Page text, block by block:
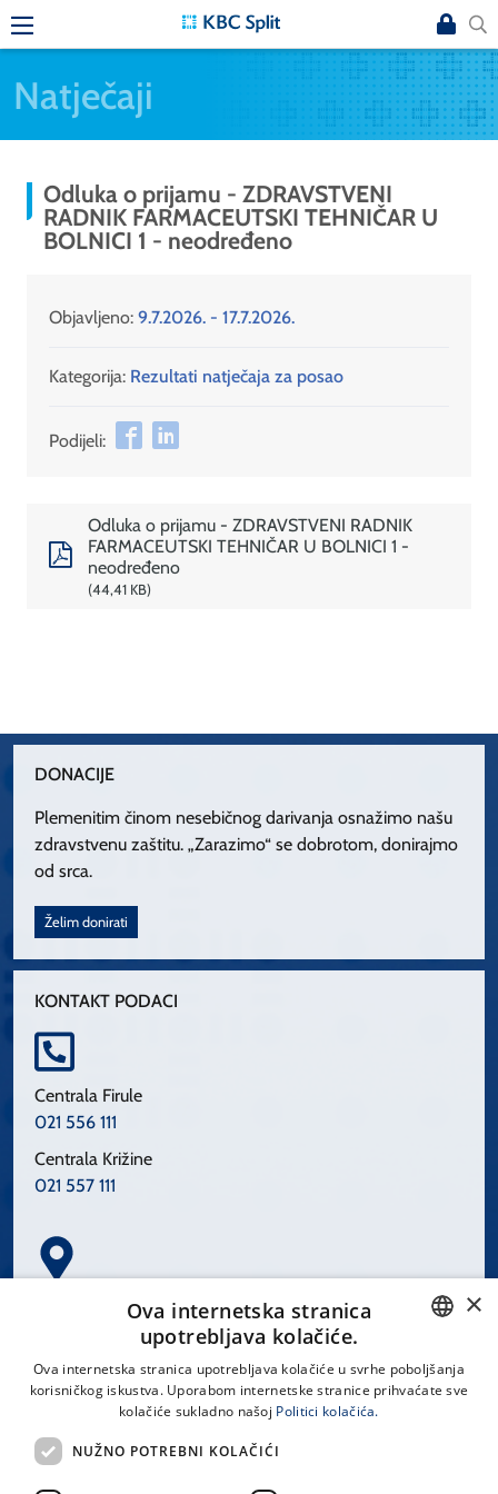
Natječaji
Odluka o prijamu - ZDRAVSTVENI
RADNIK FARMACEUTSKI TEHNIČAR U
BOLNICI 1 - neodređeno
Objavljeno: 9.7.2026. - 17.7.2026.
Kategorija: Rezultati natječaja za posao
Podijeli:
Odluka o prijamu - ZDRAVSTVENI RADNIK
FARMACEUTSKI TEHNIČAR U BOLNICI 1 -
neodređeno
44,41 KB
DONACIJE
Plemenitim činom nesebičnog darivanja osnažimo našu
zdravstvenu zaštitu. „Zarazimo“ se dobrotom, donirajmo
od srca.
Želim donirati
KONTAKT PODACI
Centrala Firule
021 556 111
Centrala Križine
021 557 111
Spinčićeva 1, 21000 Split
CROATIAN
×
Ova internetska stranica
upotrebljava kolačiće.
Ova internetska stranica upotrebljava kolačiće u svrhe poboljšanja
korisničkog iskustva. Uporabom internetske stranice prihvaćate sve
kolačiće sukladno našoj Politici kolačića.
NUŽNO POTREBNI KOLAČIĆI